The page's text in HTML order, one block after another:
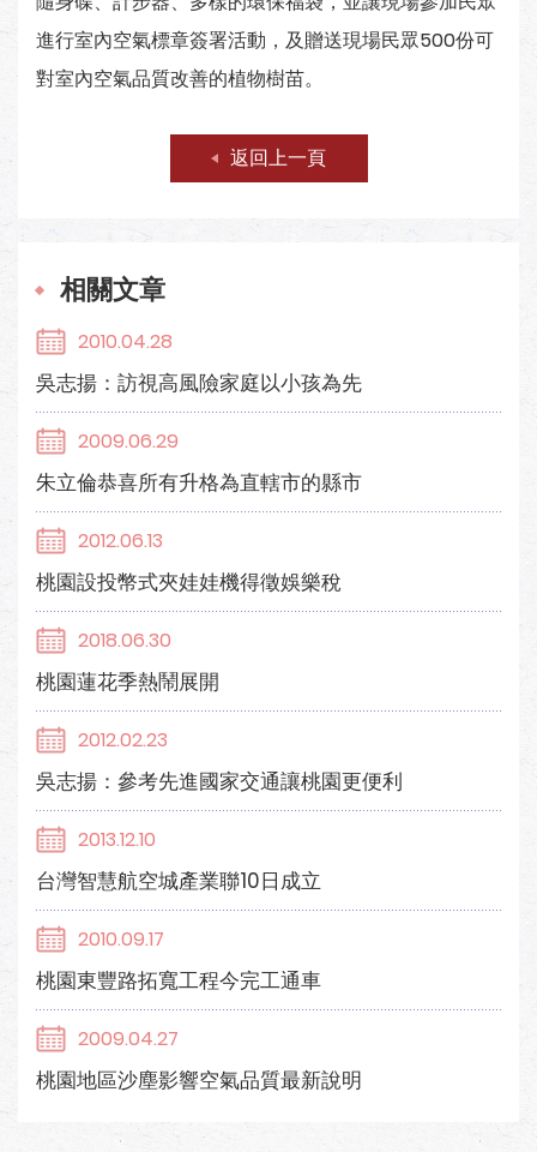
進行室內空氣標章簽署活動，及贈送現場民眾500份可
對室內空氣品質改善的植物樹苗。
返回上一頁
相關文章
2010.04.28
吳志揚：訪視高風險家庭以小孩為先
2009.06.29
朱立倫恭喜所有升格為直轄市的縣市
2012.06.13
桃園設投幣式夾娃娃機得徵娛樂稅
2018.06.30
桃園蓮花季熱鬧展開
2012.02.23
吳志揚：參考先進國家交通讓桃園更便利
2013.12.10
台灣智慧航空城產業聯10日成立
2010.09.17
桃園東豐路拓寬工程今完工通車
2009.04.27
桃園地區沙塵影響空氣品質最新說明